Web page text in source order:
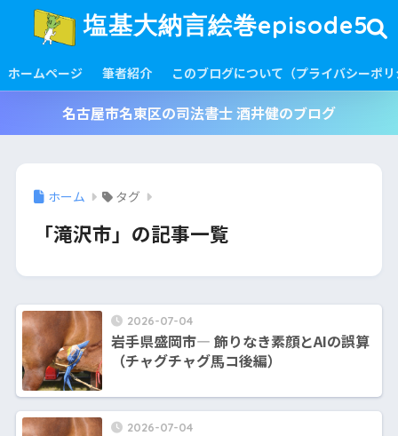
塩基大納言絵巻episode5
ホームページ 筆者紹介 このブログについて（プライバシーポ
名古屋市名東区の司法書士 酒井健のブログ
ホーム タグ
「滝沢市」の記事一覧
2026-07-04
岩手県盛岡市― 飾りなき素顔とAIの誤算
（チャグチャグ馬コ後編）
2026-07-04